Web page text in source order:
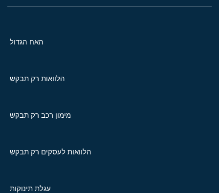
האח הגדול
הלוואות רק תבקש
מימון רכב רק תבקש
הלוואות לעסקים רק תבקש
עגלת תינוקות